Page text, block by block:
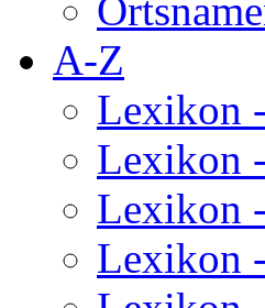
A-Z
Lexikon
Lexikon
Lexikon
Lexikon